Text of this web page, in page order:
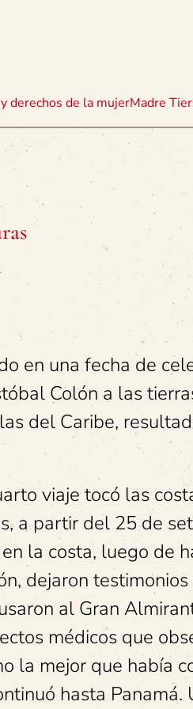
derechos de la mujerMadre
.
en una fecha de
Colón a las
del Caribe,
viaje tocó las
a partir del 25 de
la costa, luego de
dejaron
al Gran
médicos que
la mejor que había
hasta Panamá.